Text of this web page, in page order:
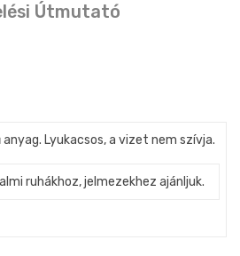
Útmutató
Lyukacsos, a vizet nem szívja.
ruhákhoz, jelmezekhez ajánljuk.